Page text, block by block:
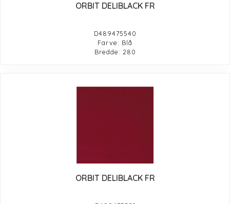
ORBIT DELIBLACK FR
D489475540
Farve: Blå
Bredde: 280
ORBIT DELIBLACK FR